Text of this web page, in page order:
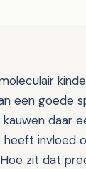
een goede
daar
heeft invloed
zit dat